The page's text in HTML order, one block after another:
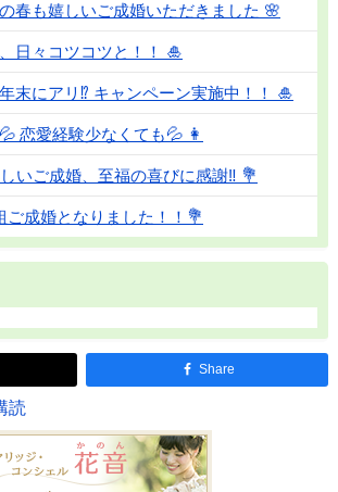
春も嬉しいご成婚いただきました 🌸
日々コツコツと！！ 🎍
末にアリ⁉ キャンペーン実施中！！ 🎍
恋愛経験少なくても💦 👩
いご成婚、至福の喜びに感謝‼ 💐
ご成婚となりました！！💐
Share
読